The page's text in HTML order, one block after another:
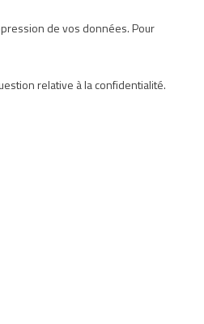
de vos données. Pour
relative à la confidentialité.